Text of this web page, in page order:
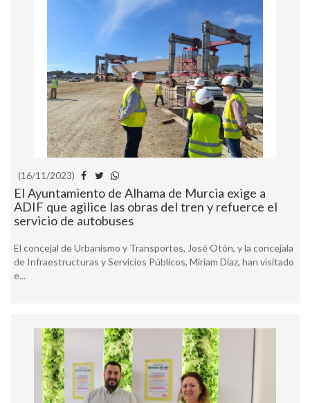
(16/11/2023)
El Ayuntamiento de Alhama de Murcia exige a
ADIF que agilice las obras del tren y refuerce el
servicio de autobuses
El concejal de Urbanismo y Transportes, José Otón, y la concejala
de Infraestructuras y Servicios Públicos, Miriam Díaz, han visitado
e...